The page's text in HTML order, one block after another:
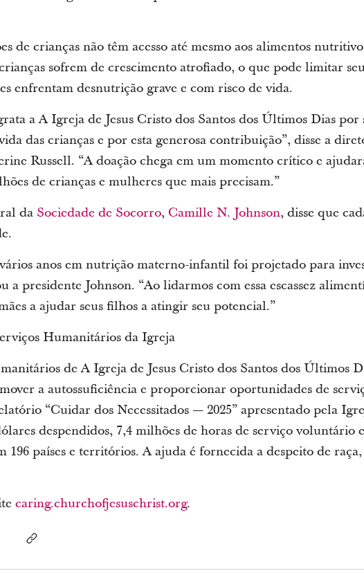
de crianças não têm acesso até mesmo aos alimentos
sofrem de crescimento atrofiado, o que pode limitar
enfrentam desnutrição grave e com risco de vida.
a A Igreja de Jesus Cristo dos Santos dos Últimos Dias
das crianças e por esta generosa contribuição”, disse a
Russell. “A doação chega em um momento crítico e
de crianças e mulheres que mais precisam.”
da Sociedade de Socorro, Camille N. Johnson, disse que
anos em nutrição materno-infantil foi projetado para
a presidente Johnson. “Ao lidarmos com essa escassez
a ajudar seus filhos a atingir seu potencial.”
Humanitários da Igreja
de A Igreja de Jesus Cristo dos Santos dos Últimos
a autossuficiência e proporcionar oportunidades de
“Cuidar dos Necessitados — 2025” apresentado pela
despendidos, 7,4 milhões de horas de serviço voluntário
196 países e territórios. A ajuda é fornecida a despeito de
caring.churchofjesuschrist.org.